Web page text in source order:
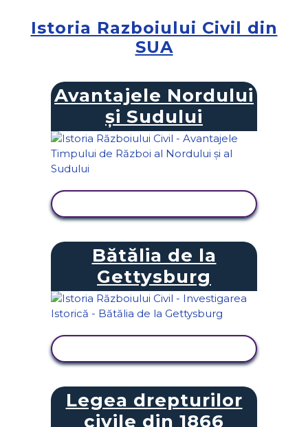
Istoria Razboiului Civil din
SUA
Avantajele Nordului
și Sudului
Bătălia de la
Gettysburg
Legea drepturilor
civile din 1866